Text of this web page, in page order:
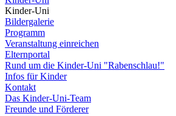
Kinder-Uni
Bildergalerie
Programm
Veranstaltung einreichen
Elternportal
Rund um die Kinder-Uni "Rabenschlau!"
Infos für Kinder
Kontakt
Das Kinder-Uni-Team
Freunde und Förderer